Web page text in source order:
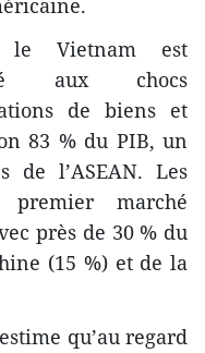
le Vietnam est
aux chocs
de biens et
83 % du PIB, un
l’ASEAN. Les
premier marché
près de 30 % du
(15 %) et de la
qu’au regard